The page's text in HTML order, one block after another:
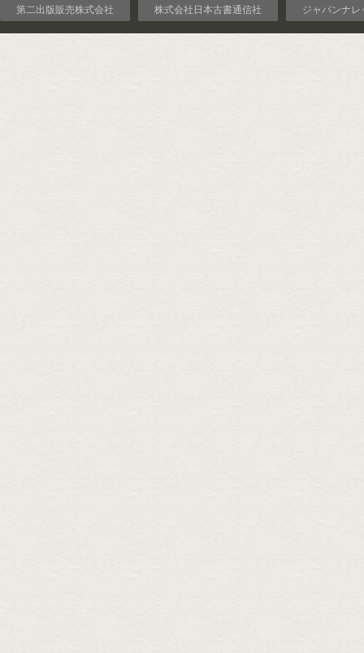
第二出版販売株式会社 株式会社日本古書通信社 ジャパンナレ